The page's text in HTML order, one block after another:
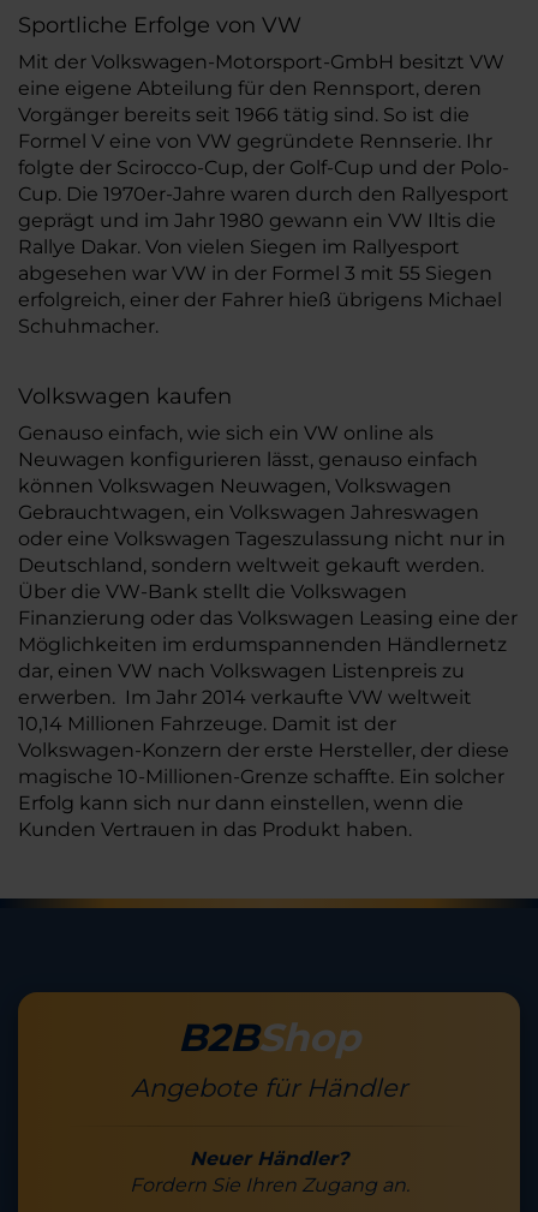
Sportliche Erfolge von VW
Mit der Volkswagen-Motorsport-GmbH besitzt VW
eine eigene Abteilung für den Rennsport, deren
Vorgänger bereits seit 1966 tätig sind. So ist die
Formel V eine von VW gegründete Rennserie. Ihr
folgte der Scirocco-Cup, der Golf-Cup und der Polo-
Cup. Die 1970er-Jahre waren durch den Rallyesport
geprägt und im Jahr 1980 gewann ein VW Iltis die
Rallye Dakar. Von vielen Siegen im Rallyesport
abgesehen war VW in der Formel 3 mit 55 Siegen
erfolgreich, einer der Fahrer hieß übrigens Michael
Schuhmacher.
Volkswagen kaufen
Genauso einfach, wie sich ein VW online als
Neuwagen konfigurieren lässt, genauso einfach
können Volkswagen Neuwagen, Volkswagen
Gebrauchtwagen, ein Volkswagen Jahreswagen
oder eine Volkswagen Tageszulassung nicht nur in
Deutschland, sondern weltweit gekauft werden.
Über die VW-Bank stellt die Volkswagen
Finanzierung oder das Volkswagen Leasing eine der
Möglichkeiten im erdumspannenden Händlernetz
dar, einen VW nach Volkswagen Listenpreis zu
erwerben. Im Jahr 2014 verkaufte VW weltweit
10,14 Millionen Fahrzeuge. Damit ist der
Volkswagen-Konzern der erste Hersteller, der diese
magische 10-Millionen-Grenze schaffte. Ein solcher
Erfolg kann sich nur dann einstellen, wenn die
Kunden Vertrauen in das Produkt haben.
B2BShop
Angebote für Händler
Neuer Händler?
Fordern Sie Ihren Zugang an.